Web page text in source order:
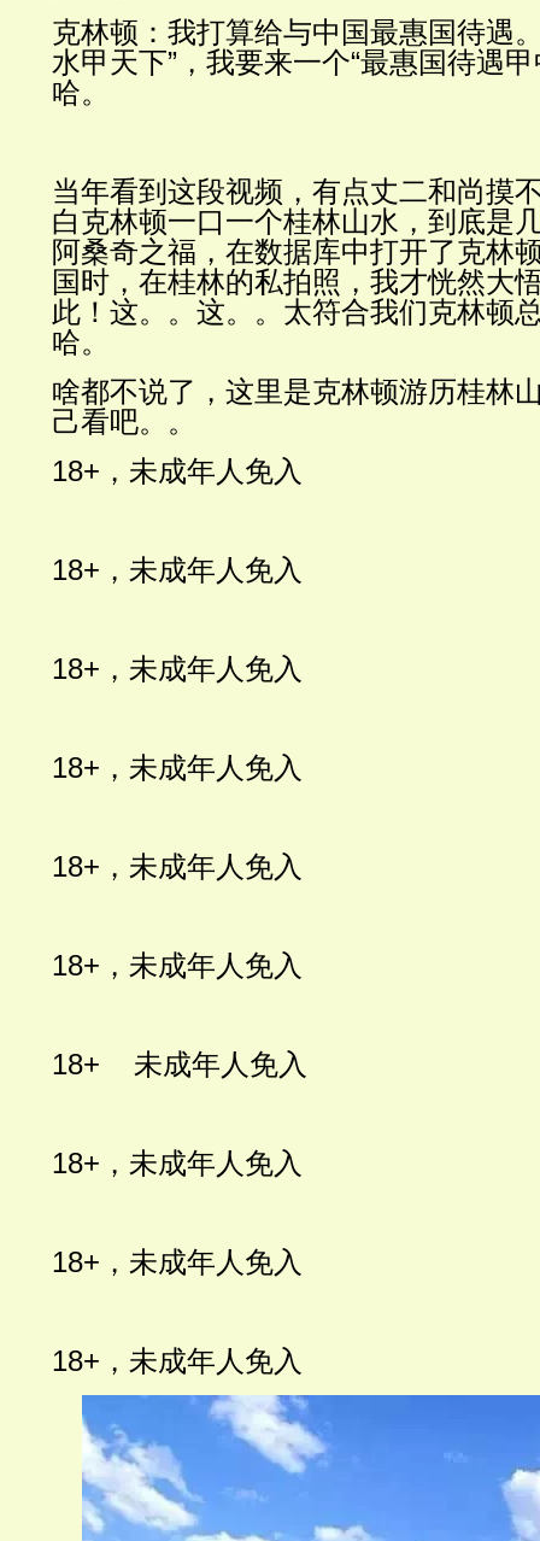
克林顿：我打算给与中国最惠国待遇
水甲天下”，我要来一个“最惠国待遇
哈。
当年看到这段视频，有点丈二和尚摸
白克林顿一口一个桂林山水，到底是
阿桑奇之福，在数据库中打开了克林
国时，在桂林的私拍照，我才恍然大
此！这。。这。。太符合我们克林顿
哈。
啥都不说了，这里是克林顿游历桂林
己看吧。。
18+ ，未成年人免入
18+ ，未成年人免入
18+ ，未成年人免入
18+ ，未成年人免入
18+ ，未成年人免入
18+ ，未成年人免入
18+ 未成年人免入
18+ ，未成年人免入
18+ ，未成年人免入
18+ ，未成年人免入